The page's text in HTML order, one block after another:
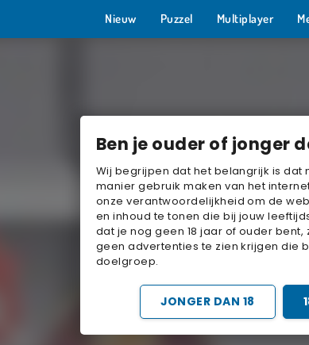
Ben je ouder of jonger
Wij begrijpen dat het belangrijk is
manier gebruik maken van het
onze verantwoordelijkheid om de
en inhoud te tonen die bij jouw
dat je nog geen 18 jaar of ouder
geen advertenties te zien krijgen die
doelgroep.
JONGER DAN 18
Nieuw Puzzel Multiplayer